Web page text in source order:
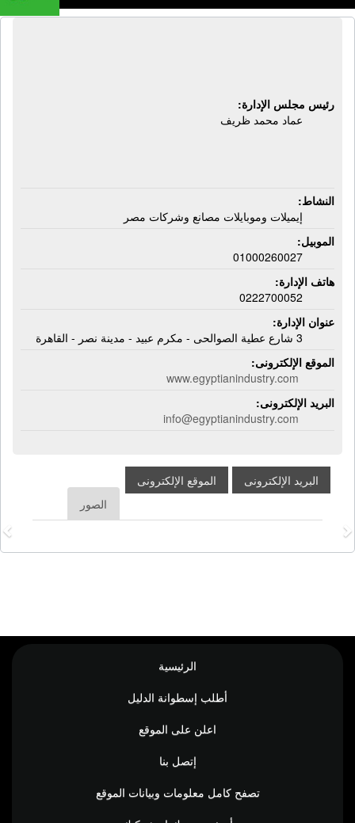
رئيس مجلس الإدارة:
عماد محمد ظريف
النشاط:
إيميلات وموبايلات مصانع وشركات مصر
الموبيل:
01000260027
هاتف الإدارة:
0222700052
عنوان الإدارة:
3 شارع عطية الصوالحى - مكرم عبيد - مدينة نصر - القاهرة
الموقع الإلكترونى:
www.egyptianindustry.com
البريد الإلكترونى:
info@egyptianindustry.com
البريد الإلكترونى
الموقع الإلكترونى
الصور
الرئيسية
أطلب إسطوانة الدليل
اعلن على الموقع
إتصل بنا
تصفح كامل معلومات وبيانات الموقع